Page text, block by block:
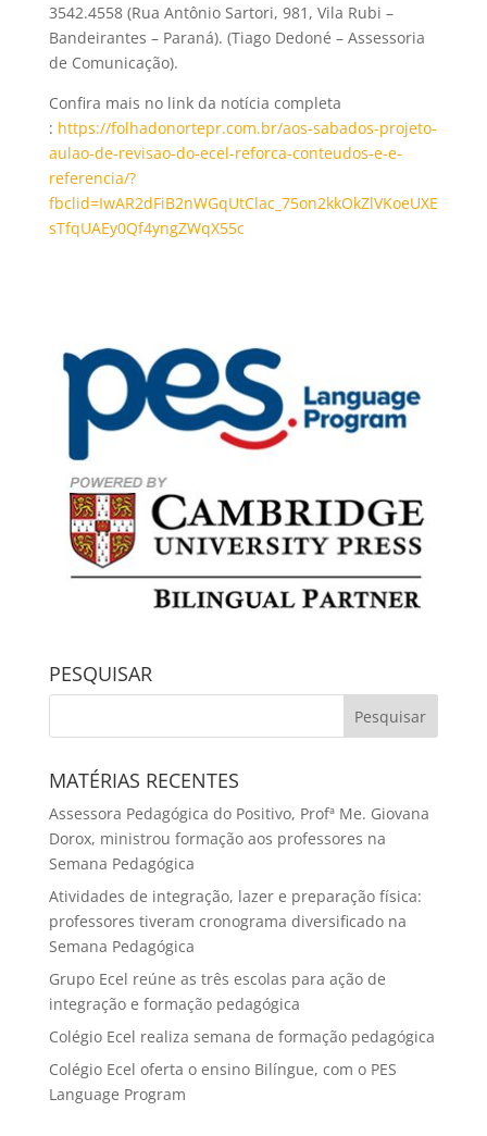
3542.4558 (Rua Antônio Sartori, 981, Vila Rubi –
Bandeirantes – Paraná). (Tiago Dedoné – Assessoria
de Comunicação).
Confira mais no link da notícia completa
: https://folhadonortepr.com.br/aos-sabados-projeto-
aulao-de-revisao-do-ecel-reforca-conteudos-e-e-
referencia/?
fbclid=IwAR2dFiB2nWGqUtClac_75on2kkOkZlVKoeUXE
sTfqUAEy0Qf4yngZWqX55c
PESQUISAR
MATÉRIAS RECENTES
Assessora Pedagógica do Positivo, Profª Me. Giovana
Dorox, ministrou formação aos professores na
Semana Pedagógica
Atividades de integração, lazer e preparação física:
professores tiveram cronograma diversificado na
Semana Pedagógica
Grupo Ecel reúne as três escolas para ação de
integração e formação pedagógica
Colégio Ecel realiza semana de formação pedagógica
Colégio Ecel oferta o ensino Bilíngue, com o PES
Language Program